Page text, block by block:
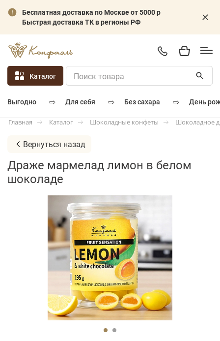
Бесплатная доставка по Москве от 5000 р
Быстрая доставка ТК в регионы РФ
Каталог
выгодно ⇨ для себя ⇨ без сахара ⇨ день
Главная Каталог Шоколадные конфеты Шоколадное
Вернуться назад
Драже мармелад лимон в белом
шоколаде